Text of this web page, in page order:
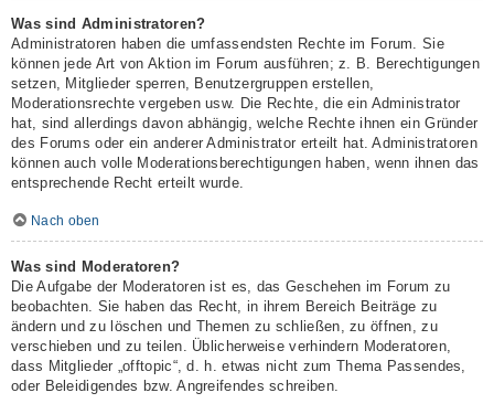
Was sind Administratoren?
Administratoren haben die umfassendsten Rechte im Forum. Sie
können jede Art von Aktion im Forum ausführen; z. B. Berechtigungen
setzen, Mitglieder sperren, Benutzergruppen erstellen,
Moderationsrechte vergeben usw. Die Rechte, die ein Administrator
hat, sind allerdings davon abhängig, welche Rechte ihnen ein Gründer
des Forums oder ein anderer Administrator erteilt hat. Administratoren
können auch volle Moderationsberechtigungen haben, wenn ihnen das
entsprechende Recht erteilt wurde.
Nach oben
Was sind Moderatoren?
Die Aufgabe der Moderatoren ist es, das Geschehen im Forum zu
beobachten. Sie haben das Recht, in ihrem Bereich Beiträge zu
ändern und zu löschen und Themen zu schließen, zu öffnen, zu
verschieben und zu teilen. Üblicherweise verhindern Moderatoren,
dass Mitglieder „offtopic“, d. h. etwas nicht zum Thema Passendes,
oder Beleidigendes bzw. Angreifendes schreiben.